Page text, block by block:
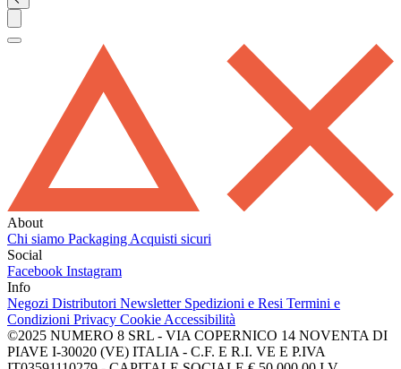
About
Chi siamo Packaging Acquisti sicuri
Social
Facebook Instagram
Info
Negozi Distributori Newsletter Spedizioni e Resi Termini e
Condizioni Privacy Cookie Accessibilità
©2025 NUMERO 8 SRL - VIA COPERNICO 14 NOVENTA DI
PIAVE I-30020 (VE) ITALIA - C.F. E R.I. VE E P.IVA